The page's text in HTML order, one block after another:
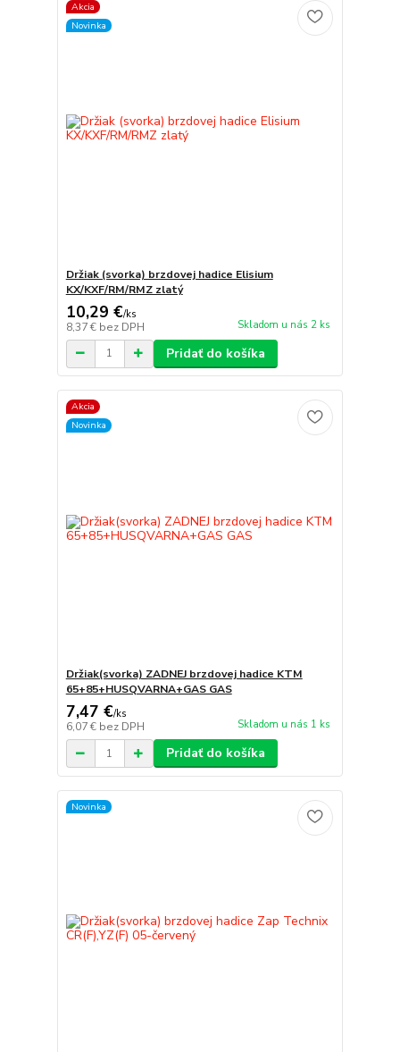
Akcia
Novinka
Držiak (svorka) brzdovej hadice Elisium
KX/KXF/RM/RMZ zlatý
10,29 €/ks
8,37 € bez DPH Skladom u nás 2 ks
Pridať do košíka
Akcia
Novinka
Držiak(svorka) ZADNEJ brzdovej hadice KTM
65+85+HUSQVARNA+GAS GAS
7,47 €/ks
6,07 € bez DPH Skladom u nás 1 ks
Pridať do košíka
Novinka